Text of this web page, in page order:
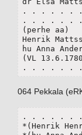
. . . . . .
. . . . . .
(perhe aa)
Henrik
hu Anna
(VL
. . . . . .
064 Pekkala
. . . . . .
*(Henrik